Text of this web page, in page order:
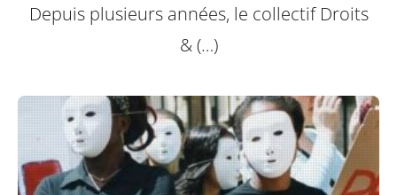
Depuis plusieurs années, le collectif Droits
& (…)